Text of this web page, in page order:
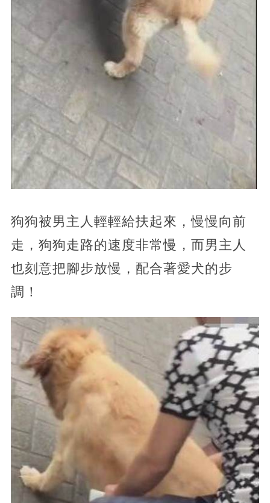
狗狗被男主人輕輕給扶起來，慢慢向前
走，狗狗走路的速度非常慢，而男主人
也刻意把腳步放慢，配合著愛犬的步
調！